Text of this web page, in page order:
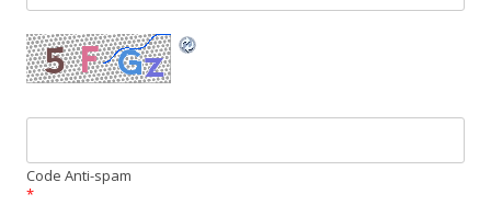
Code Anti-spam
*